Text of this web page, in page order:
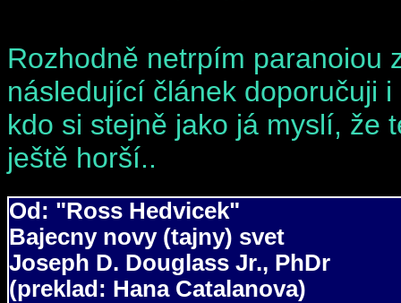
Rozhodně netrpím paranoiou
následující článek doporučuji
kdo si stejně jako já myslí, že
ještě horší..
Od: "Ross Hedvicek"
Bajecny novy (tajny) svet
Joseph D. Douglass Jr., PhDr
(preklad: Hana Catalanova)